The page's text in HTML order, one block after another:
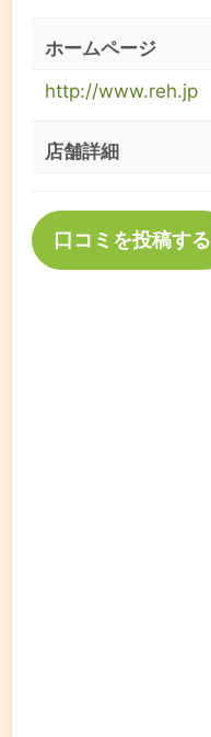
ホームページ
http://www.reh.jp
店舗詳細
口コミを投稿する